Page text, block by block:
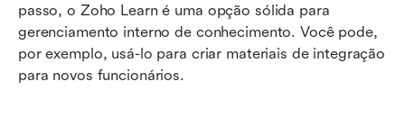
passo, o Zoho Learn é uma opção sólida para
gerenciamento interno de conhecimento. Você pode,
por exemplo, usá-lo para criar materiais de integração
para novos funcionários.